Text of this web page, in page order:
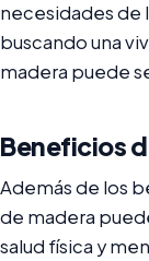
necesidades de
buscando una
madera puede
Beneficios
Además de los
de madera
salud física y